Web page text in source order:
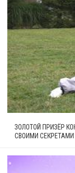
ЗОЛОТОЙ ПРИЗЁР
СВОИМИ СЕКРЕТАМИ